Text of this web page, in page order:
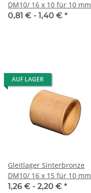
DM10/ 16 x 10 für 10 mm
Welle
0,81 € - 1,40 € *
AUF LAGER
Gleitlager Sinterbronze
DM10/ 16 x 15 für 10 mm
Welle
1,26 € - 2,20 € *